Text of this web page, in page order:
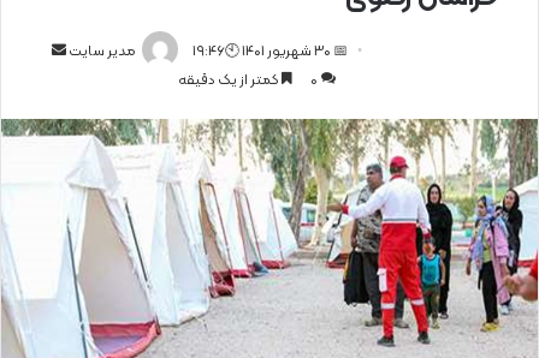
مدیر سایت
ا
📅 30 شهریور 1401 🕙19:46
0
کمتر از یک دقیقه